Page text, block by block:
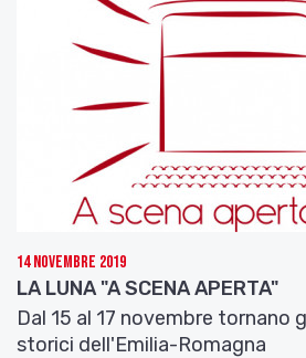
14 Novembre 2019
LA LUNA "A SCENA APERTA"
Dal 15 al 17 novembre tornano
storici dell'Emilia-Romagna